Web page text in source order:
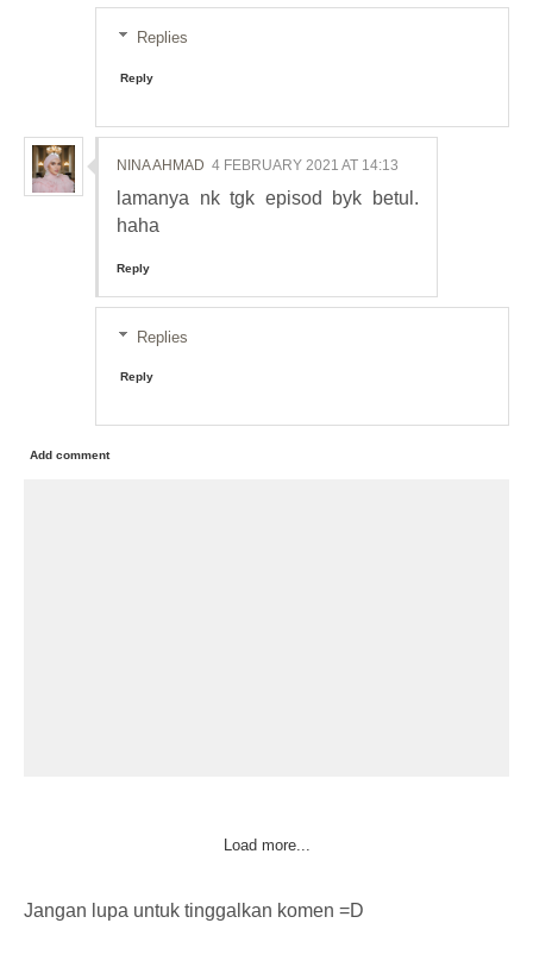
Replies
Reply
NINA AHMAD 4 FEBRUARY 2021 AT 14:13
lamanya nk tgk episod byk betul.
haha
Reply
Replies
Reply
Add comment
Load more...
Jangan lupa untuk tinggalkan komen =D